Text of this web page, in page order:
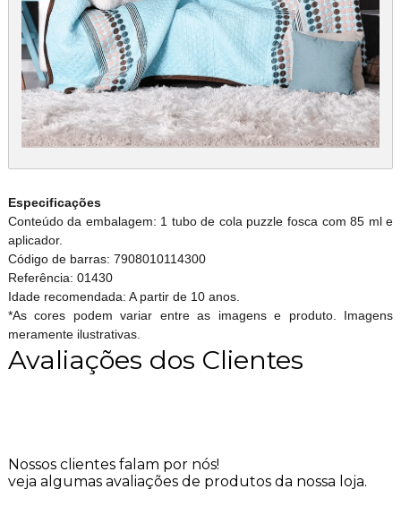
Especificações
Conteúdo da embalagem: 1 tubo de cola puzzle fosca com 85 ml e
aplicador.
Código de barras: 7908010114300
Referência: 01430
Idade recomendada: A partir de 10 anos.
*As cores podem variar entre as imagens e produto. Imagens
meramente ilustrativas.
Avaliações dos Clientes
Nossos clientes falam por nós!
veja algumas avaliações de produtos da nossa loja.